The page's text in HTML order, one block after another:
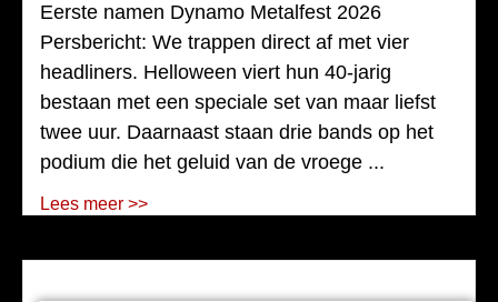
Eerste namen Dynamo Metalfest 2026
Persbericht: We trappen direct af met vier
headliners. Helloween viert hun 40-jarig
bestaan met een speciale set van maar liefst
twee uur. Daarnaast staan drie bands op het
podium die het geluid van de vroege ...
Lees meer >>